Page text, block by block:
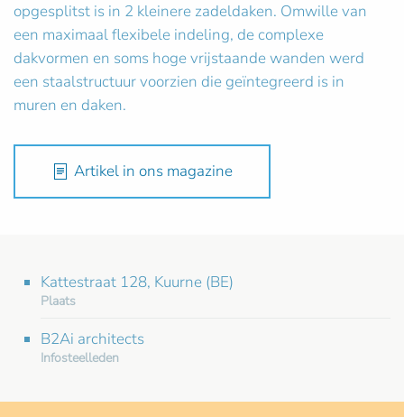
opgesplitst is in 2 kleinere zadeldaken. Omwille van
een maximaal flexibele indeling, de complexe
dakvormen en soms hoge vrijstaande wanden werd
een staalstructuur voorzien die geïntegreerd is in
muren en daken.
Artikel in ons magazine
Kattestraat 128, Kuurne (BE)
Plaats
B2Ai architects
Infosteelleden